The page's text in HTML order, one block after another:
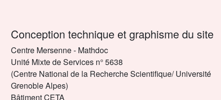
Conception technique et graphisme du site
Centre Mersenne - Mathdoc
Unité Mixte de Services n° 5638
(Centre National de la Recherche Scientifique/ Université
Grenoble Alpes)
Bâtiment CETA